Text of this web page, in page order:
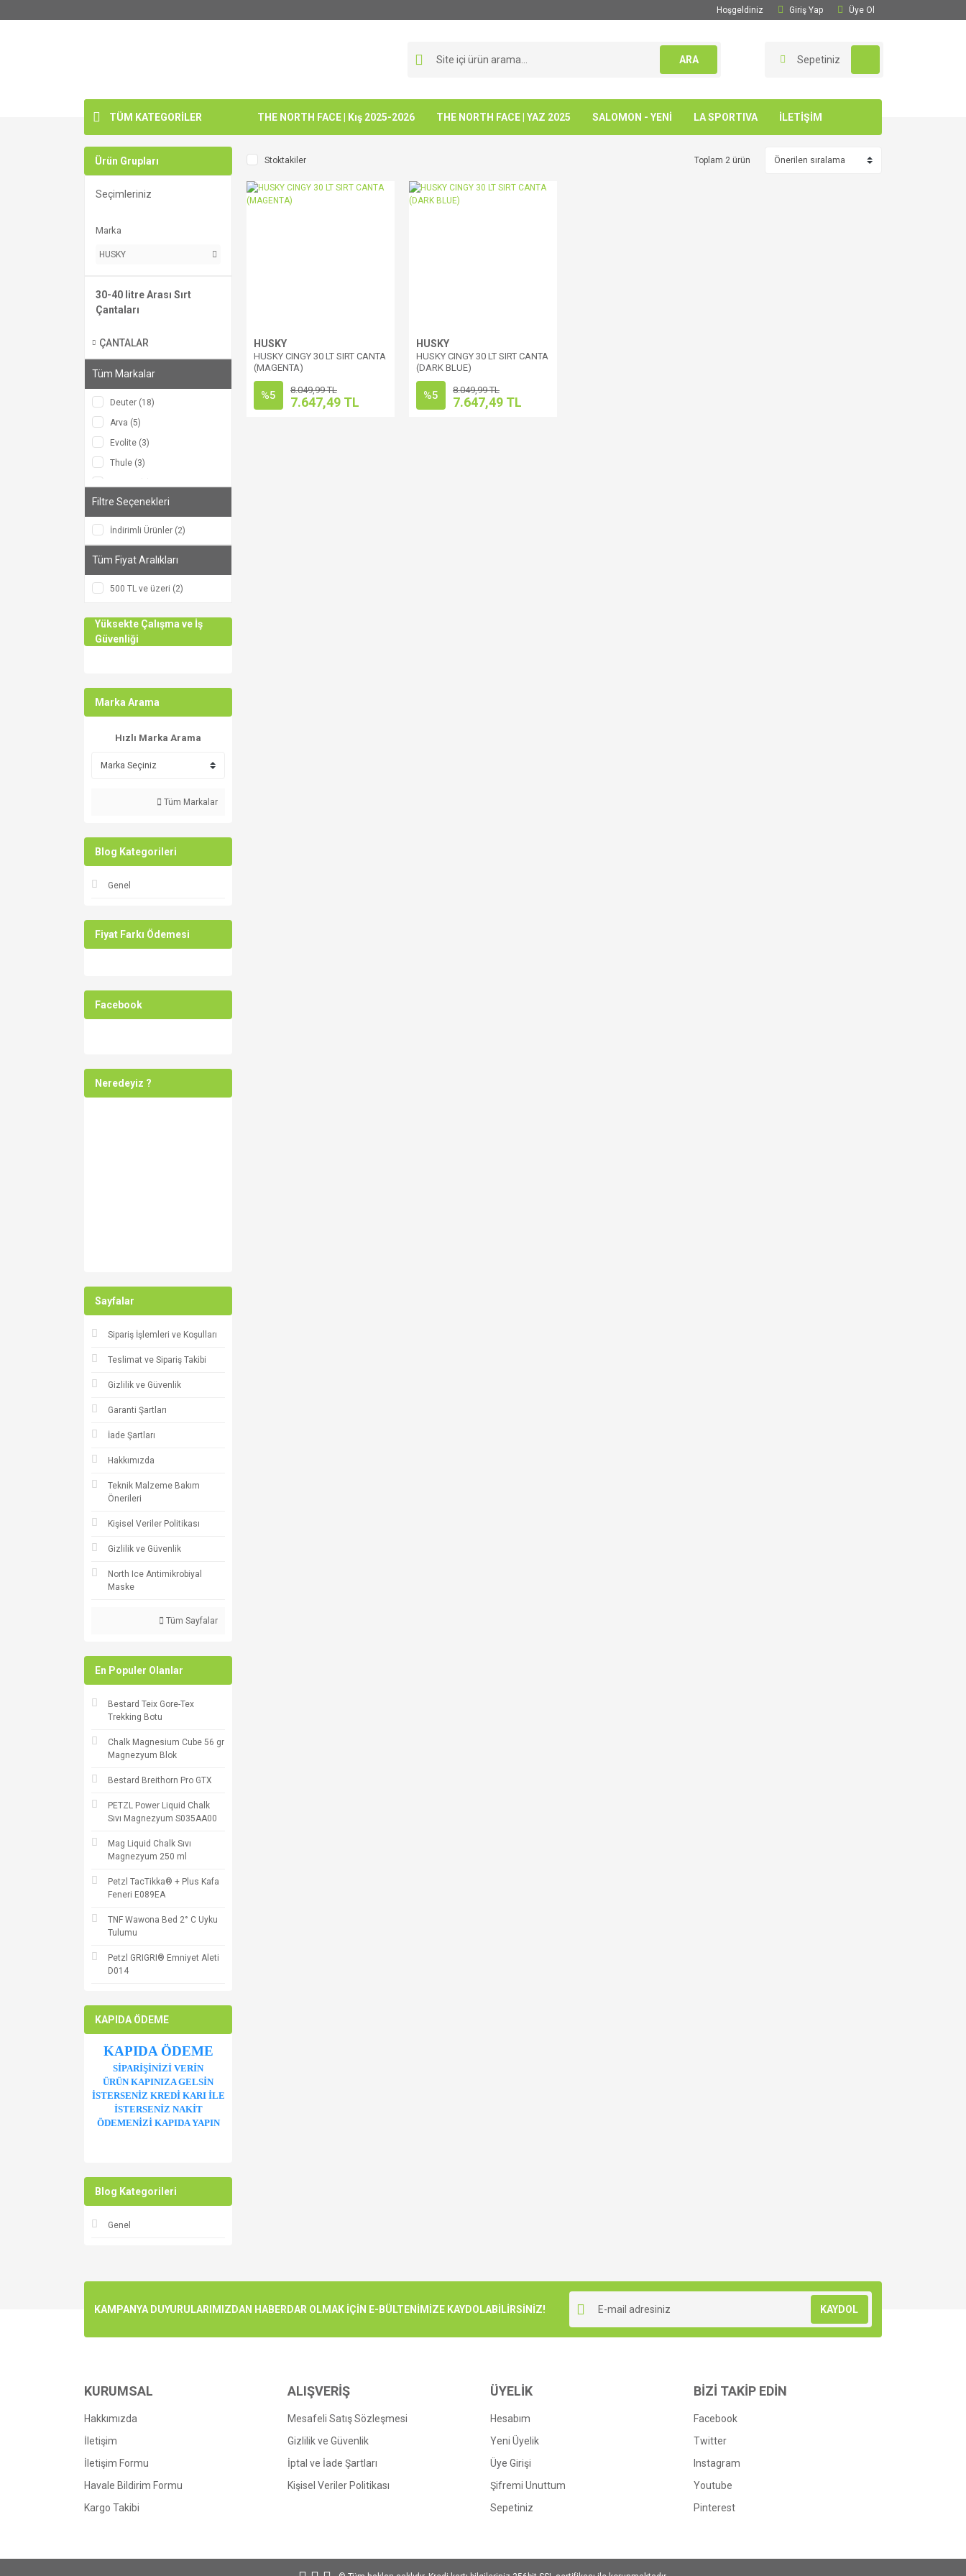
Hoşgeldiniz Giriş Yap Üye Ol
ARA Sepetiniz
TÜM KATEGORİLER THE NORTH FACE | Kış 2025-2026 THE NORTH FACE | YAZ 2025 SALOMON - YENİ LA SPORTIVA İLETİŞİM
Ürün Grupları
Seçimleriniz
Marka
HUSKY
30-40 litre Arası Sırt
Çantaları
ÇANTALAR
Tüm Markalar
Deuter (18)
Arva (5)
Evolite (3)
Thule (3)
Husky (2)
HUSKY (2)
PİNGUİN (2)
Edelrid (1)
Petzl (1)
Filtre Seçenekleri
İndirimli Ürünler (2)
Tüm Fiyat Aralıkları
500 TL ve üzeri (2)
Yüksekte Çalışma ve İş
Güvenliği
Marka Arama
Hızlı Marka Arama
Tüm Markalar
Blog Kategorileri
Genel
Fiyat Farkı Ödemesi
Facebook
Neredeyiz ?
Sayfalar
Sipariş İşlemleri ve Koşulları
Teslimat ve Sipariş Takibi
Gizlilik ve Güvenlik
Garanti Şartları
İade Şartları
Hakkımızda
Teknik Malzeme Bakım
Önerileri
Kişisel Veriler Politikası
Gizlilik ve Güvenlik
North Ice Antimikrobiyal
Maske
Tüm Sayfalar
En Populer Olanlar
Bestard Teix Gore-Tex
Trekking Botu
Chalk Magnesium Cube 56 gr
Magnezyum Blok
Bestard Breithorn Pro GTX
PETZL Power Liquid Chalk
Sıvı Magnezyum S035AA00
Mag Liquid Chalk Sıvı
Magnezyum 250 ml
Petzl TacTikka® + Plus Kafa
Feneri E089EA
TNF Wawona Bed 2° C Uyku
Tulumu
Petzl GRIGRI® Emniyet Aleti
D014
KAPIDA ÖDEME
KAPIDA ÖDEME
SİPARİŞİNİZİ VERİN
ÜRÜN KAPINIZA GELSİN
İSTERSENİZ KREDİ KARI İLE
İSTERSENİZ NAKİT
ÖDEMENİZİ KAPIDA YAPIN
Blog Kategorileri
Genel
Stoktakiler Toplam 2 ürün
HUSKY
HUSKY CINGY 30 LT SIRT CANTA
(MAGENTA)
%5 8.049,99 TL
7.647,49 TL
HUSKY
HUSKY CINGY 30 LT SIRT CANTA
(DARK BLUE)
%5 8.049,99 TL
7.647,49 TL
KAMPANYA DUYURULARIMIZDAN HABERDAR OLMAK İÇİN E-BÜLTENİMİZE KAYDOLABİLİRSİNİZ! KAYDOL
KURUMSAL
Hakkımızda
İletişim
İletişim Formu
Havale Bildirim Formu
Kargo Takibi
ALIŞVERİŞ
Mesafeli Satış Sözleşmesi
Gizlilik ve Güvenlik
İptal ve İade Şartları
Kişisel Veriler Politikası
ÜYELİK
Hesabım
Yeni Üyelik
Üye Girişi
Şifremi Unuttum
Sepetiniz
BİZİ TAKİP EDİN
Facebook
Twitter
Instagram
Youtube
Pinterest